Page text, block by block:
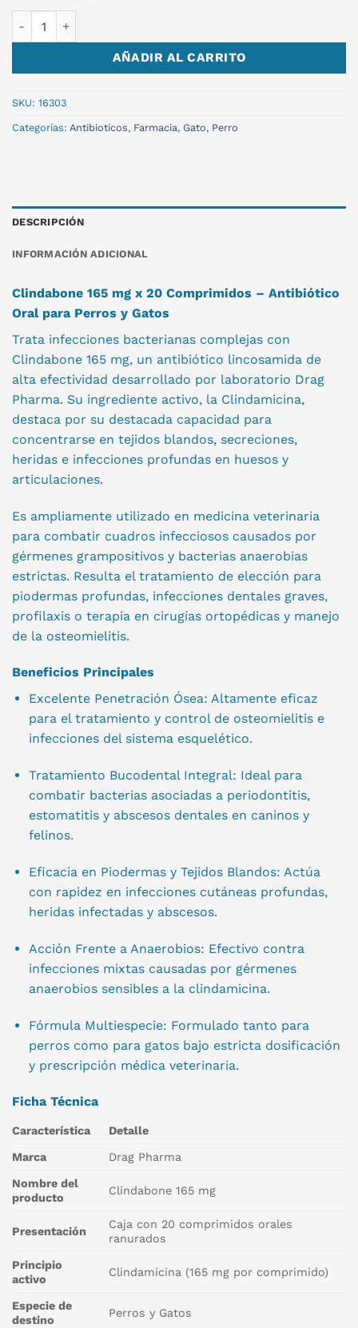
AÑADIR AL CARRITO
SKU: 16303
Categorías: Antibioticos, Farmacia, Gato, Perro
DESCRIPCIÓN
INFORMACIÓN ADICIONAL
Clindabone 165 mg x 20 Comprimidos – Antibiótico
Oral para Perros y Gatos
Trata infecciones bacterianas complejas con
Clindabone 165 mg, un antibiótico lincosamida de
alta efectividad desarrollado por laboratorio Drag
Pharma. Su ingrediente activo, la Clindamicina,
destaca por su destacada capacidad para
concentrarse en tejidos blandos, secreciones,
heridas e infecciones profundas en huesos y
articulaciones.
Es ampliamente utilizado en medicina veterinaria
para combatir cuadros infecciosos causados por
gérmenes grampositivos y bacterias anaerobias
estrictas. Resulta el tratamiento de elección para
piodermas profundas, infecciones dentales graves,
profilaxis o terapia en cirugías ortopédicas y manejo
de la osteomielitis.
Beneficios Principales
Excelente Penetración Ósea: Altamente eficaz
para el tratamiento y control de osteomielitis e
infecciones del sistema esquelético.
Tratamiento Bucodental Integral: Ideal para
combatir bacterias asociadas a periodontitis,
estomatitis y abscesos dentales en caninos y
felinos.
Eficacia en Piodermas y Tejidos Blandos: Actúa
con rapidez en infecciones cutáneas profundas,
heridas infectadas y abscesos.
Acción Frente a Anaerobios: Efectivo contra
infecciones mixtas causadas por gérmenes
anaerobios sensibles a la clindamicina.
Fórmula Multiespecie: Formulado tanto para
perros como para gatos bajo estricta dosificación
y prescripción médica veterinaria.
Ficha Técnica
Característica Detalle
Marca Drag Pharma
Nombre del
producto
Clindabone 165 mg
Presentación
Caja con 20 comprimidos orales
ranurados
Principio
activo
Clindamicina (165 mg por comprimido)
Especie de
destino
Perros y Gatos